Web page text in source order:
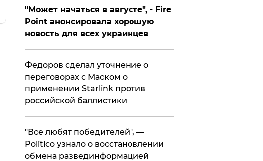
"Может начаться в августе", - Fire
Point анонсировала хорошую
новость для всех украинцев
Федоров сделал уточнение о
переговорах с Маском о
применении Starlink против
российской баллистики
​"Все любят победителей", —
Politico узнало о восстановлении
обмена развединформацией